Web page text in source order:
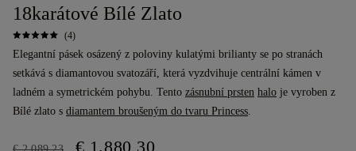
18karátové Bílé Zlato
(4)
Elegantní pásek osázený z poloviny kulatými brilianty se po stranách
setkává s diamantovou svatozáří, která vyzdvihuje centrální kámen v
ladném a symetrickém pohybu. Tento zásnubní prsten halo je vyroben z
Bílé zlato s diamantem broušeným do tvaru Princess.
€ 1.880,30